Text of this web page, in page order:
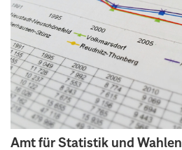
Amt für Statistik und Wahlen